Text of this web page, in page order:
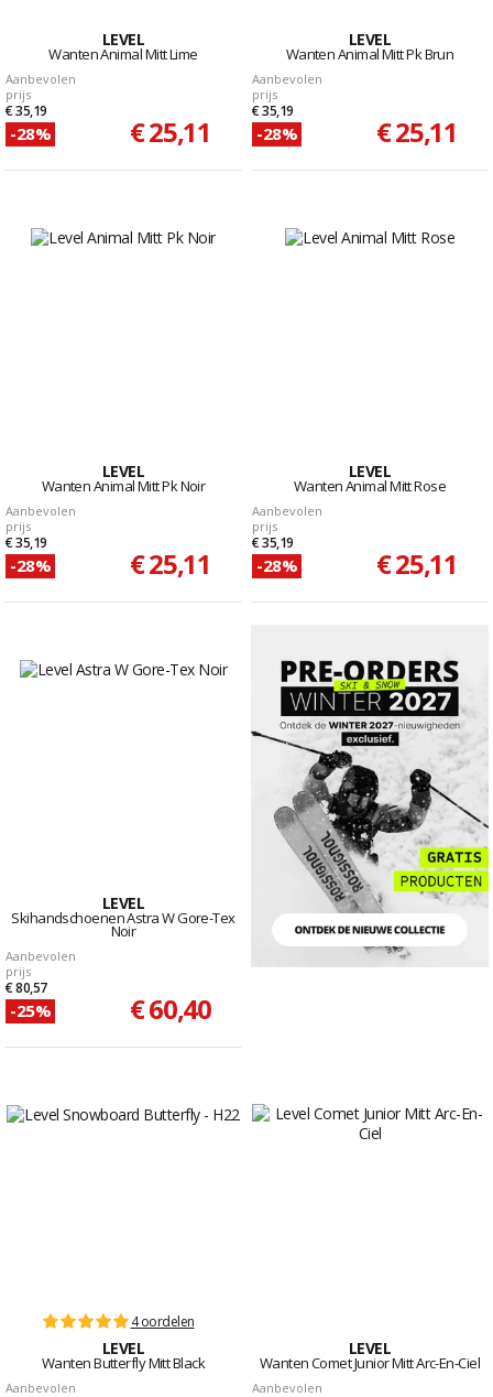
LEVEL
Wanten Animal Mitt Lime
Aanbevolen
prijs
€ 35,19
-28% € 25,11
LEVEL
Wanten Animal Mitt Pk Brun
Aanbevolen
prijs
€ 35,19
-28% € 25,11
LEVEL
Wanten Animal Mitt Pk Noir
Aanbevolen
prijs
€ 35,19
-28% € 25,11
LEVEL
Wanten Animal Mitt Rose
Aanbevolen
prijs
€ 35,19
-28% € 25,11
LEVEL
Skihandschoenen Astra W Gore-Tex
Noir
Aanbevolen
prijs
€ 80,57
-25% € 60,40
4 oordelen
LEVEL
Wanten Butterfly Mitt Black
Aanbevolen
LEVEL
Wanten Comet Junior Mitt Arc-En-Ciel
Aanbevolen